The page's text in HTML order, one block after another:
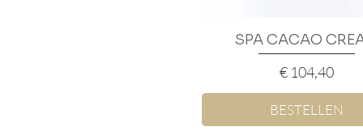
Snel overzicht
SPA CACAO
Prijs
€ 104,40
BESTELLEN